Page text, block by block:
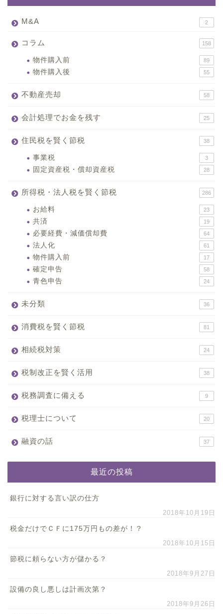
M&A 2
コラム 158
物件購入前 89
物件購入後 55
不動産売却 58
会計処理でお金を残す 25
住民税を賢く節税 38
事業税 3
固定資産税・償却資産税 28
所得税・法人税を賢く節税 286
お給料 23
共済 19
必要経費・減価償却費 64
法人化 61
物件購入前 17
確定申告 58
青色申告 24
未分類 36
消費税を賢く節税 81
相続税対策 24
税制改正を賢く活用 38
税務調査に備える 9
税理士について 20
融資の話 37
最近の投稿
銀行に対する言い訳の仕方
2018年10月19日
税金だけでＣＦに175万円もの差が！？
2018年10月15日
節税に頼らない方が儲かる？
2018年9月27日
設備の良し悪しは計画次第？
2018年9月26日